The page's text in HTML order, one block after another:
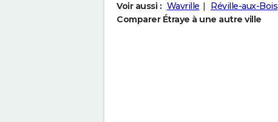
Voir aussi : Wavrille Réville-aux-Bois
Comparer Étraye à une autre ville